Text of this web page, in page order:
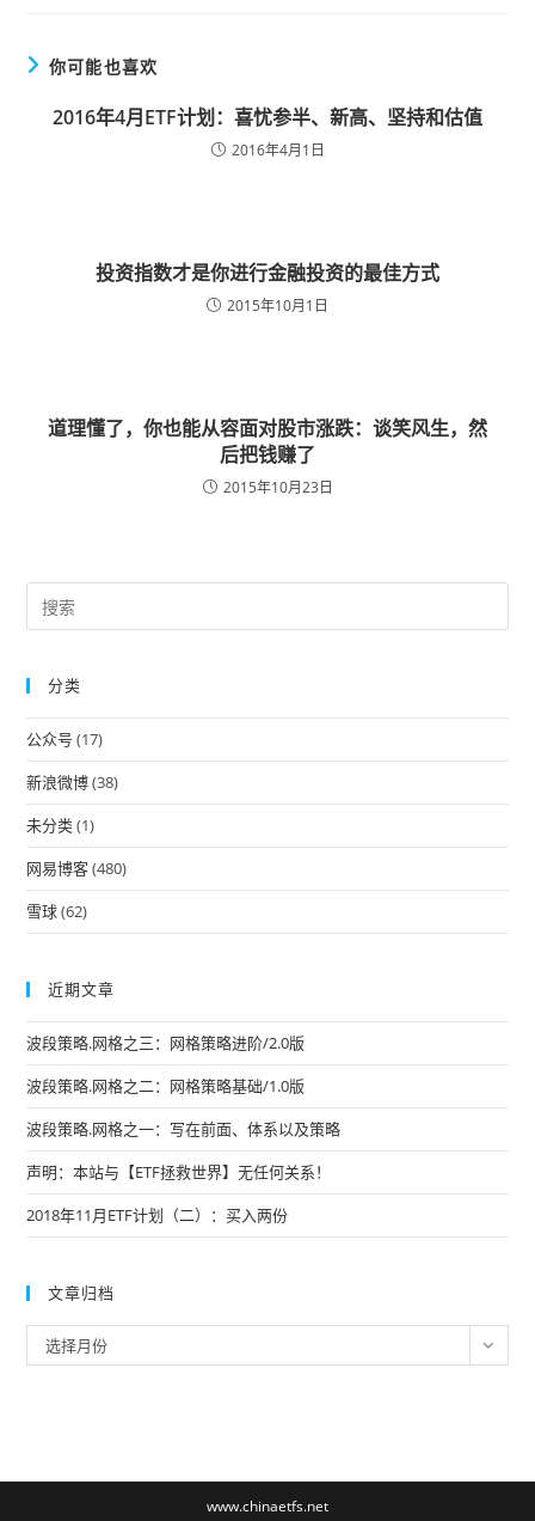
你可能也喜欢
2016年4月ETF计划：喜忧参半、新高、坚持和估值
2016年4月1日
投资指数才是你进行金融投资的最佳方式
2015年10月1日
道理懂了，你也能从容面对股市涨跌：谈笑风生，然
后把钱赚了
2015年10月23日
分类
公众号 (17)
新浪微博(38)
未分类(1)
网易博客(480)
雪球(62)
近期文章
波段策略.网格之三：网格策略进阶/2.0版
波段策略.网格之二：网格策略基础/1.0版
波段策略.网格之一：写在前面、体系以及策略
声明：本站与【ETF拯救世界】无任何关系！
2018年11月ETF计划（二）：买入两份
文章归档
章
选择月份
www.chinaetfs.net